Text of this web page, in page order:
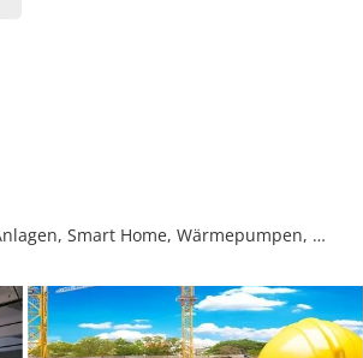
Smart Home, Wärmepumpen, …